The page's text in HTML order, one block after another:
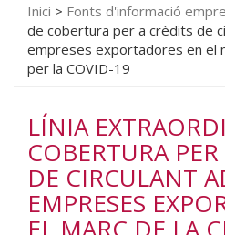
Inici > Fonts d'informació
de cobertura per a crèdits de
empreses exportadores en el
per la COVID-19
LÍNIA
COBERTURA
DE CIRCULANT
EMPRESES